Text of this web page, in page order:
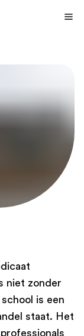
niet zonder
is een
staat. Het